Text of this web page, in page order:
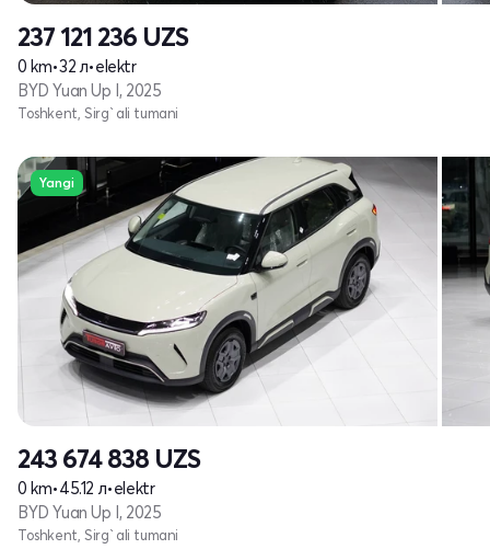
237 121 236 UZS
0 km•32 л•elektr
BYD Yuan Up I, 2025
Toshkent, Sirg`ali tumani
Yangi
243 674 838 UZS
0 km•45.12 л•elektr
BYD Yuan Up I, 2025
Toshkent, Sirg`ali tumani